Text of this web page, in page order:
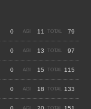
0 11 79
0 13 97
0 15 115
0 18 133